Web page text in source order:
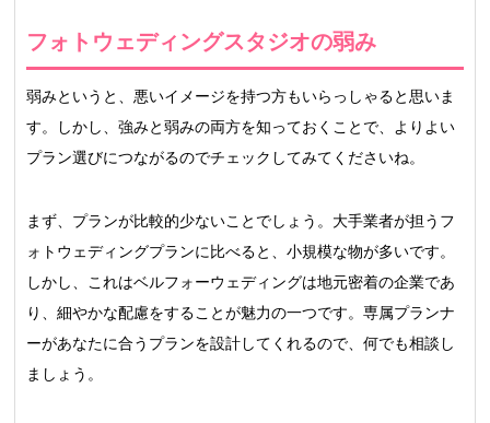
フォトウェディングスタジオの弱み
弱みというと、悪いイメージを持つ方もいらっしゃると思いま
す。しかし、強みと弱みの両方を知っておくことで、よりよい
プラン選びにつながるのでチェックしてみてくださいね。
まず、プランが比較的少ないことでしょう。大手業者が担うフ
ォトウェディングプランに比べると、小規模な物が多いです。
しかし、これはベルフォーウェディングは地元密着の企業であ
り、細やかな配慮をすることが魅力の一つです。専属プランナ
ーがあなたに合うプランを設計してくれるので、何でも相談し
ましょう。